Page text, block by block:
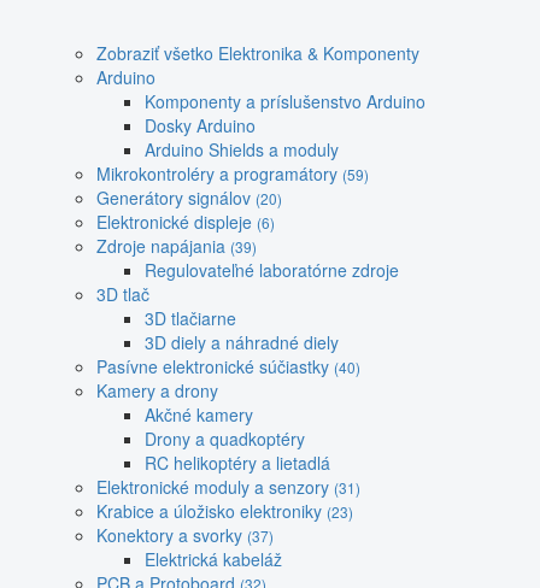
Zobraziť všetko Elektronika & Komponenty
Arduino
Komponenty a príslušenstvo Arduino
Dosky Arduino
Arduino Shields a moduly
Mikrokontroléry a programátory (59)
Generátory signálov (20)
Elektronické displeje (6)
Zdroje napájania (39)
Regulovateľné laboratórne zdroje
3D tlač
3D tlačiarne
3D diely a náhradné diely
Pasívne elektronické súčiastky (40)
Kamery a drony
Akčné kamery
Drony a quadkoptéry
RC helikoptéry a lietadlá
Elektronické moduly a senzory (31)
Krabice a úložisko elektroniky (23)
Konektory a svorky (37)
Elektrická kabeláž